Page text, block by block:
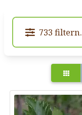
733 filtern.